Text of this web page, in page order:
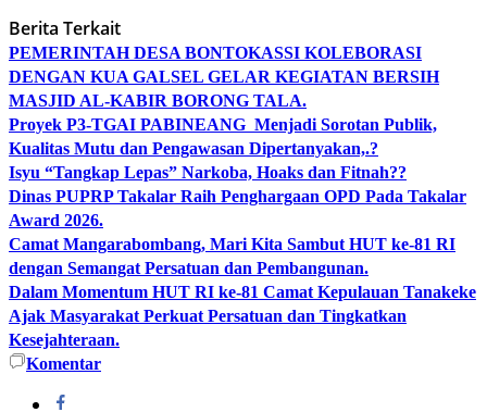
Berita Terkait
PEMERINTAH DESA BONTOKASSI KOLEBORASI
DENGAN KUA GALSEL GELAR KEGIATAN BERSIH
MASJID AL-KABIR BORONG TALA.
Proyek P3-TGAI PABINEANG Menjadi Sorotan Publik,
Kualitas Mutu dan Pengawasan Dipertanyakan,.?
Isyu “Tangkap Lepas” Narkoba, Hoaks dan Fitnah??
Dinas PUPRP Takalar Raih Penghargaan OPD Pada Takalar
Award 2026.
Camat Mangarabombang, Mari Kita Sambut HUT ke-81 RI
dengan Semangat Persatuan dan Pembangunan.‍
Dalam Momentum HUT RI ke-81 Camat Kepulauan Tanakeke
Ajak Masyarakat Perkuat Persatuan dan Tingkatkan
Kesejahteraan.
Komentar